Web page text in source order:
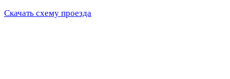
Скачать схему проезда